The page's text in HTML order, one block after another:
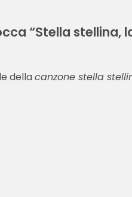
“Stella stellina,
dellacanzone stella